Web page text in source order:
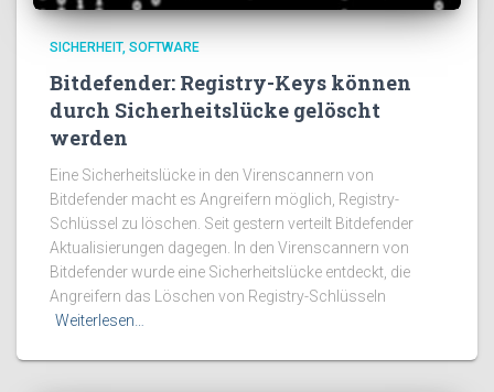
SICHERHEIT SOFTWARE
Bitdefender: Registry-Keys können
durch Sicherheitslücke gelöscht
werden
Eine Sicherheitslücke in den Virenscannern von
Bitdefender macht es Angreifern möglich, Registry-
Schlüssel zu löschen. Seit gestern verteilt Bitdefender
Aktualisierungen dagegen. In den Virenscannern von
Bitdefender wurde eine Sicherheitslücke entdeckt, die
Angreifern das Löschen von Registry-Schlüsseln
Weiterlesen…